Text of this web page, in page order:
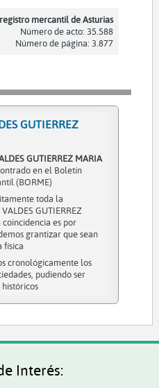
mercantil de Asturias
Número de acto: 35.588
Número de página: 3.877
GUTIERREZ
GUTIERREZ MARIA
en el Boletín
(BORME)
toda la
GUTIERREZ
coincidencia es por
grantizar que sean
física
cronológicamente los
pudiendo ser
Interés: